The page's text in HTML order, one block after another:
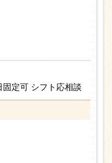
定可 シフト応相談